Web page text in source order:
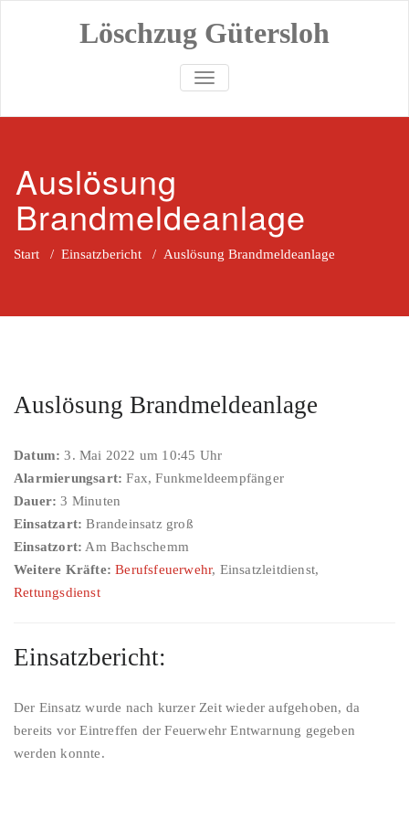
Löschzug Gütersloh
TOGGLE NAVIGATION
Auslösung
Brandmeldeanlage
Start / Einsatzbericht / Auslösung Brandmeldeanlage
Auslösung Brandmeldeanlage
Datum: 3. Mai 2022 um 10:45 Uhr
Alarmierungsart: Fax, Funkmeldeempfänger
Dauer: 3 Minuten
Einsatzart: Brandeinsatz groß
Einsatzort: Am Bachschemm
Weitere Kräfte: Berufsfeuerwehr, Einsatzleitdienst,
Rettungsdienst
Einsatzbericht:
Der Einsatz wurde nach kurzer Zeit wieder aufgehoben, da
bereits vor Eintreffen der Feuerwehr Entwarnung gegeben
werden konnte.